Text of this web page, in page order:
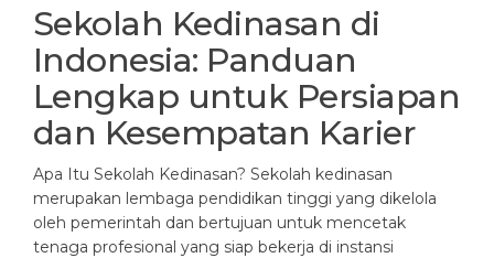
Sekolah Kedinasan di
Indonesia: Panduan
Lengkap untuk Persiapan
dan Kesempatan Karier
Apa Itu Sekolah Kedinasan? Sekolah kedinasan
merupakan lembaga pendidikan tinggi yang dikelola
oleh pemerintah dan bertujuan untuk mencetak
tenaga profesional yang siap bekerja di instansi